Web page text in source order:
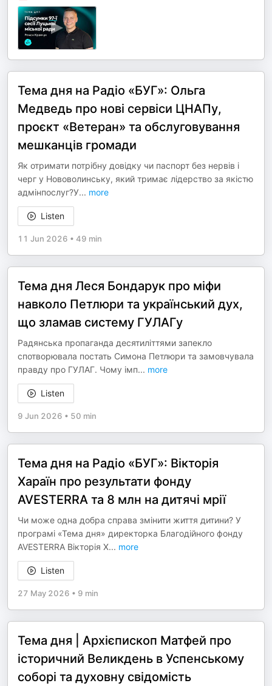
Тема дня на Радіо «БУГ»: Ольга
Медведь про нові сервіси ЦНАПу,
проєкт «Ветеран» та обслуговування
мешканців громади
Як отримати потрібну довідку чи паспорт без нервів і
черг у Нововолинську, який тримає лідерство за якістю
адмінпослуг?У... more
Listen
11 Jun 2026 • 49 min
Тема дня Леся Бондарук про міфи
навколо Петлюри та український дух,
що зламав систему ГУЛАГу
Радянська пропаганда десятиліттями запекло
спотворювала постать Симона Петлюри та замовчувала
правду про ГУЛАГ. Чому імп... more
Listen
9 Jun 2026 • 50 min
Тема дня на Радіо «БУГ»: Вікторія
Хараїн про результати фонду
AVESTERRA та 8 млн на дитячі мрії
Чи може одна добра справа змінити життя дитини? У
програмі «Тема дня» директорка Благодійного фонду
AVESTERRA Вікторія Х... more
Listen
27 May 2026 • 9 min
Тема дня | Архієпископ Матфей про
історичний Великдень в Успенському
соборі та духовну свідомість